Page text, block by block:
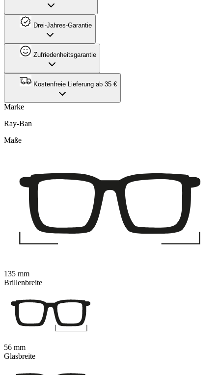
Drei-Jahres-Garantie
Zufriedenheitsgarantie
Kostenfreie Lieferung ab 35 €
Marke
Ray-Ban
Maße
135 mm
Brillenbreite
56 mm
Glasbreite